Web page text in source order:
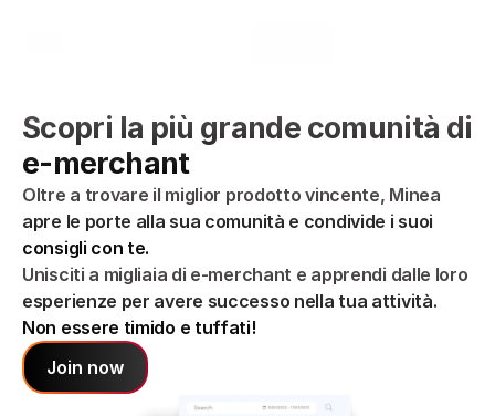
Scopri la più grande comunità di
e-merchant
Oltre a trovare il miglior prodotto vincente, Minea
apre le porte alla sua comunità e condivide i suoi
consigli con te.
Unisciti a migliaia di e-merchant e apprendi dalle loro
esperienze per avere successo nella tua attività.
Non essere timido e tuffati!
Join now